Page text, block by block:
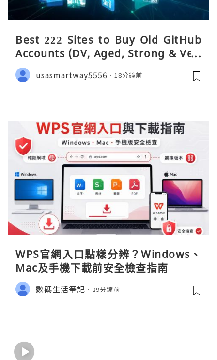
Best 222 Sites to Buy Old GitHub
Accounts (DV, Aged, Strong & Veri
fied)
usasmartway5556 18分鐘前
WPS官網入口點樣分辨？Windows、
Mac及手機下載前安全檢查指南
數碼生活筆記 29分鐘前